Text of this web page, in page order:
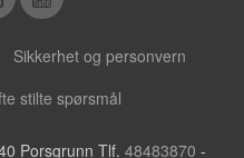
Sikkerhet og personvern
stilte spørsmål
Porsgrunn Tlf. 48483870 -